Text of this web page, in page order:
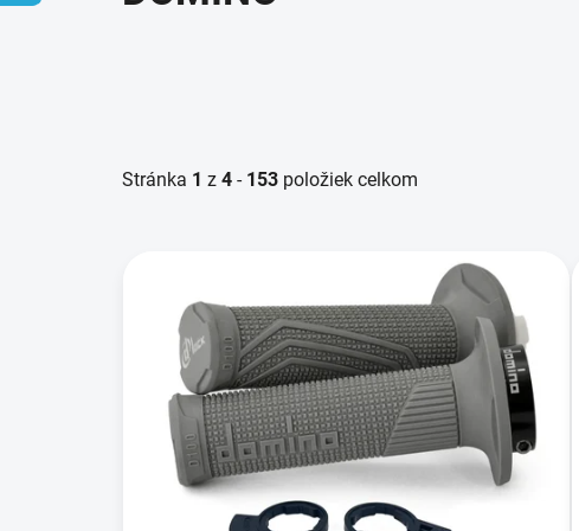
Stránka 1 z 4 - 153 položiek celkom